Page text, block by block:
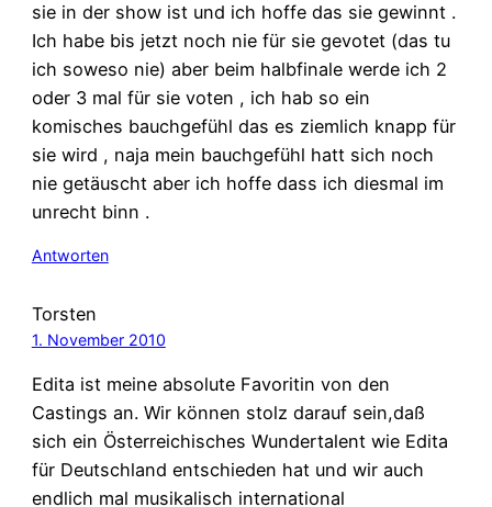
sie in der show ist und ich hoffe das sie gewinnt .
Ich habe bis jetzt noch nie für sie gevotet (das tu
ich soweso nie) aber beim halbfinale werde ich 2
oder 3 mal für sie voten , ich hab so ein
komisches bauchgefühl das es ziemlich knapp für
sie wird , naja mein bauchgefühl hatt sich noch
nie getäuscht aber ich hoffe dass ich diesmal im
unrecht binn .
Antworten
Torsten
1. November 2010
Edita ist meine absolute Favoritin von den
Castings an. Wir können stolz darauf sein,daß
sich ein Österreichisches Wundertalent wie Edita
für Deutschland entschieden hat und wir auch
endlich mal musikalisch international